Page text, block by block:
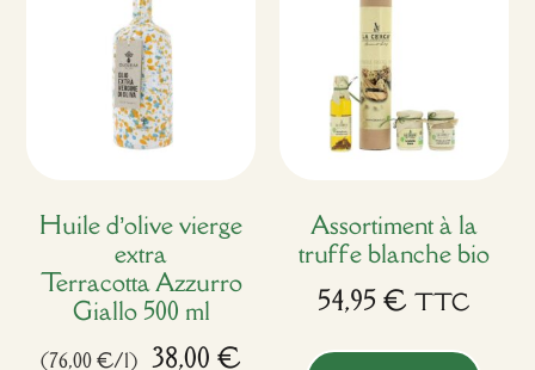
Huile d’olive vierge
extra
Terracotta Azzurro
Giallo 500 ml
(76,00 €/l) 38,00 €
Assortiment à la
truffe blanche bio
54,95€ TTC